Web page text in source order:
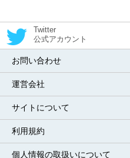
Twitter
公式アカウント
お問い合わせ
運営会社
サイトについて
利用規約
個人情報の取扱いについて